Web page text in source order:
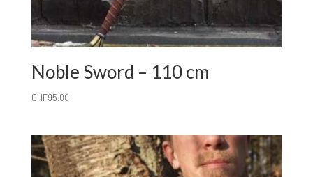
Noble Sword – 110 cm
CHF95.00